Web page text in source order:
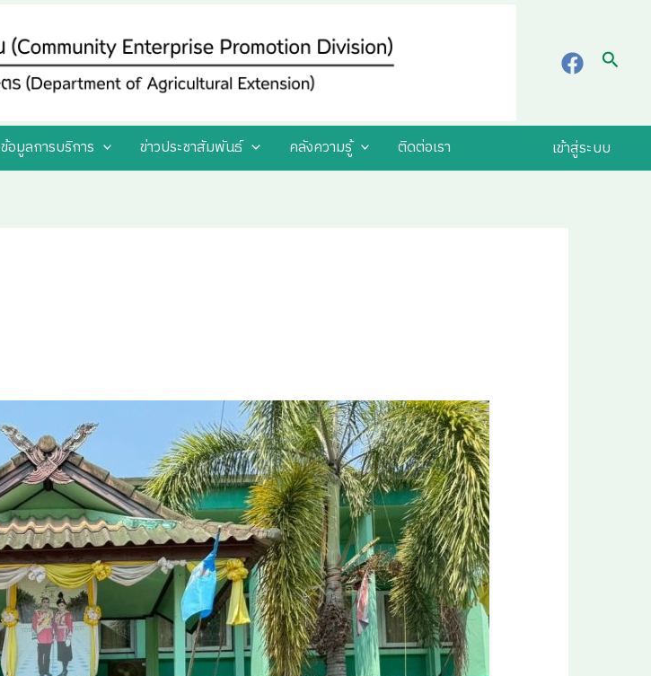
ข้อมูลการบริการ ข่าวประชาสัมพันธ์ คลังความรู้ ติดต่อเรา เข้าสู่ระบบ